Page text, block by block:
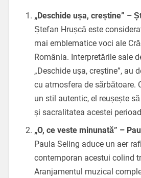
„Deschide ușa, creștine” –
Ștefan Hrușcă este
mai emblematice voci ale
România. Interpretările sale
„Deschide ușa, creștine”, au
cu atmosfera de sărbătoare.
un stil autentic, el reușește
și sacralitatea acestei
„O, ce veste minunată” –
Paula Seling aduce un aer
contemporan acestui colind
Aranjamentul muzical